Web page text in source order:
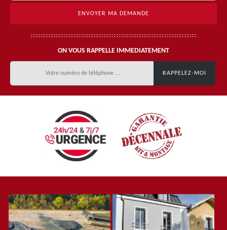
ON VOUS RAPPELLE IMMEDIATEMENT